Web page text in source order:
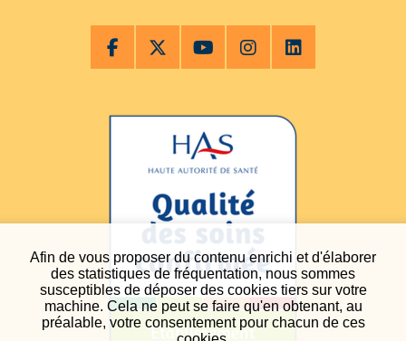
Afin de vous proposer du contenu enrichi et d'élaborer
des statistiques de fréquentation, nous sommes
susceptibles de déposer des cookies tiers sur votre
machine. Cela ne peut se faire qu'en obtenant, au
préalable, votre consentement pour chacun de ces